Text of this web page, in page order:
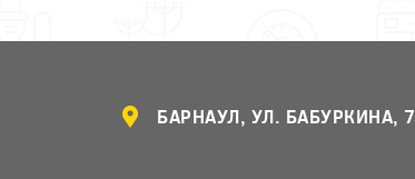
БАРНАУЛ, УЛ. БАБУРКИНА, 7